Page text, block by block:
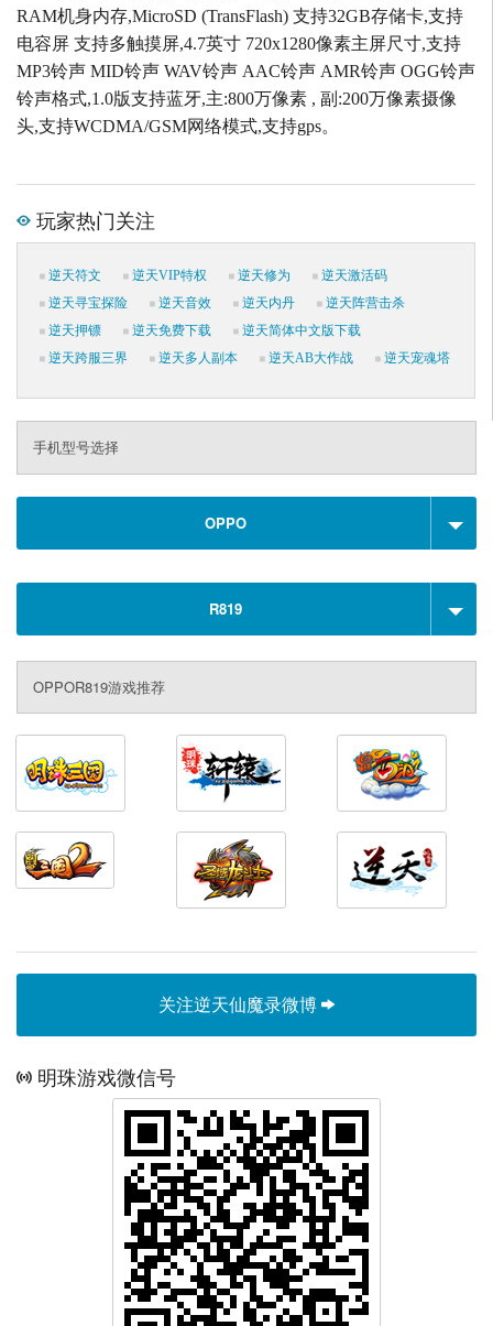
RAM机身内存,MicroSD (TransFlash) 支持32GB存储卡,支持
电容屏 支持多触摸屏,4.7英寸 720x1280像素主屏尺寸,支持
MP3铃声 MID铃声 WAV铃声 AAC铃声 AMR铃声 OGG铃声
铃声格式,1.0版支持蓝牙,主:800万像素 , 副:200万像素摄像
头,支持WCDMA/GSM网络模式,支持gps。
玩家热门关注
逆天符文 逆天VIP特权 逆天修为
逆天激活码
逆天寻宝探险
逆天音效 逆天内丹
逆天阵营击杀
逆天押镖
逆天免费下载
逆天简体中文版下载
逆天跨服三界
逆天多人副本 逆天AB大作战 逆天宠魂塔
手机型号选择
OPPO
R819
OPPOR819游戏推荐
关注逆天仙魔录微博
明珠游戏微信号